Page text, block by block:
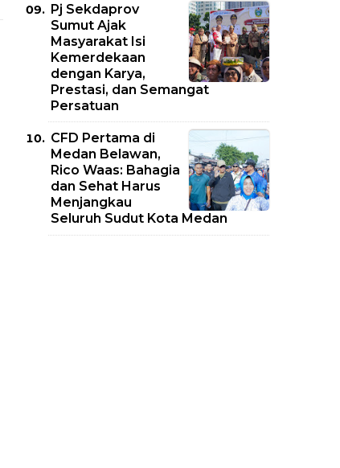
Pj Sekdaprov
Sumut Ajak
Masyarakat Isi
Kemerdekaan
dengan Karya,
Prestasi, dan Semangat
Persatuan
CFD Pertama di
Medan Belawan,
Rico Waas: Bahagia
dan Sehat Harus
Menjangkau
Seluruh Sudut Kota Medan